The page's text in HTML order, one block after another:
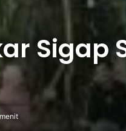
Sigap